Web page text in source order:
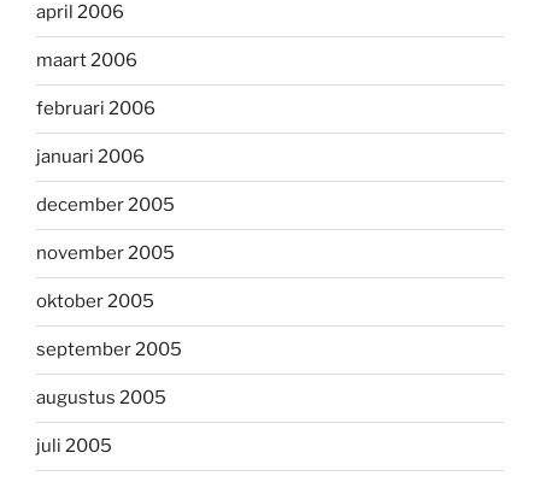
april 2006
maart 2006
februari 2006
januari 2006
december 2005
november 2005
oktober 2005
september 2005
augustus 2005
juli 2005